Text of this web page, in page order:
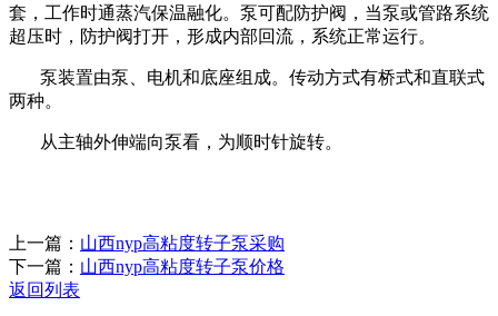
套，工作时通蒸汽保温融化。泵可配防护阀，当泵或管路系统
超压时，防护阀打开，形成内部回流，系统正常运行。
泵装置由泵、电机和底座组成。传动方式有桥式和直联式
两种。
从主轴外伸端向泵看，为顺时针旋转。
上一篇： 山西nyp高粘度转子泵采购
下一篇： 山西nyp高粘度转子泵价格
返回列表